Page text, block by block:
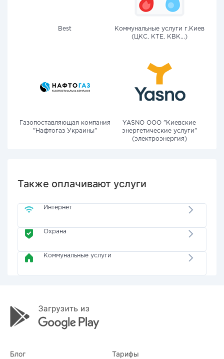
Best
Коммунальные услуги г.Киев
(ЦКС, КТЕ, КВК...)
Газопоставляющая компания
"Нафтогаз Украины"
YASNO OOO "Киевские
энергетические услуги"
(электроэнергия)
Также оплачивают услуги
Интернет
Охрана
Коммунальные услуги
Блог Тарифы